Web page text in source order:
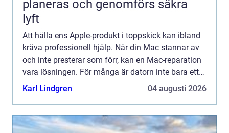
planeras och genomförs säkra
lyft
Att hålla ens Apple-produkt i toppskick kan ibland
kräva professionell hjälp. När din Mac stannar av
och inte presterar som förr, kan en Mac-reparation
vara lösningen. För många är datorn inte bara ett
a...
Karl Lindgren 04 augusti 2026